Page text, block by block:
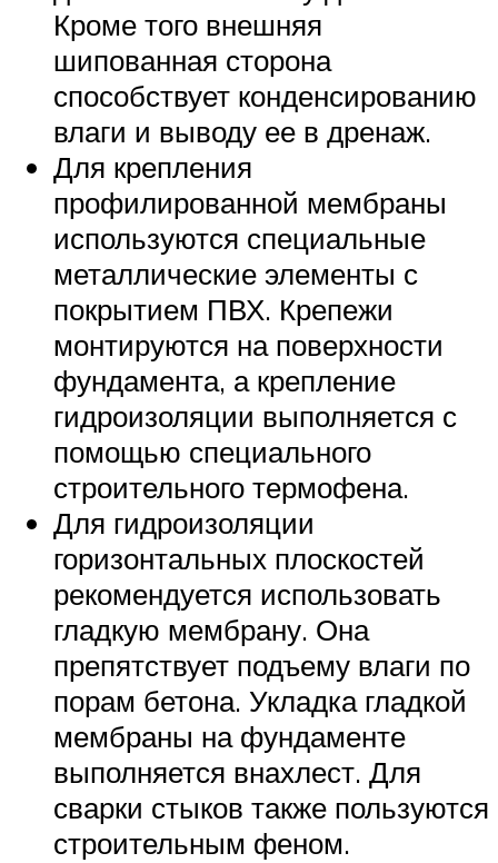
Кроме того внешняя
шипованная сторона
способствует конденсированию
влаги и выводу ее в дренаж.
Для крепления
профилированной мембраны
используются специальные
металлические элементы с
покрытием ПВХ. Крепежи
монтируются на поверхности
фундамента, а крепление
гидроизоляции выполняется с
помощью специального
строительного термофена.
Для гидроизоляции
горизонтальных плоскостей
рекомендуется использовать
гладкую мембрану. Она
препятствует подъему влаги по
порам бетона. Укладка гладкой
мембраны на фундаменте
выполняется внахлест. Для
сварки стыков также пользуются
строительным феном.